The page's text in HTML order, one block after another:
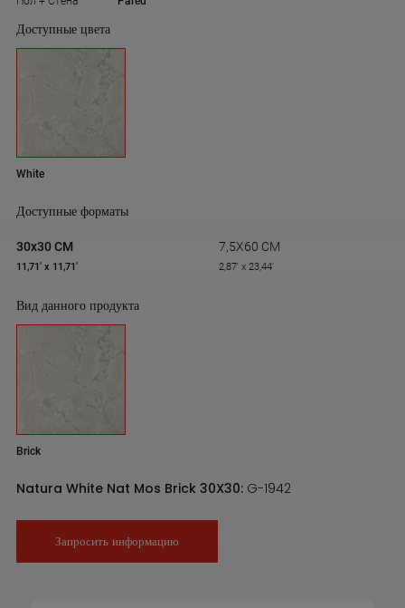
Доступные цвета
White
Доступные форматы
30x30 CM
11,71' x 11,71'
7,5X60 CM
2,87' x 23,44'
Вид данного продукта
Brick
Natura White Nat Mos Brick 30X30: G-1942
Запросить информацию